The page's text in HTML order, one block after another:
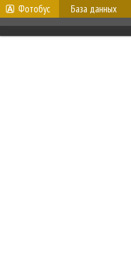
Фотобус База данных